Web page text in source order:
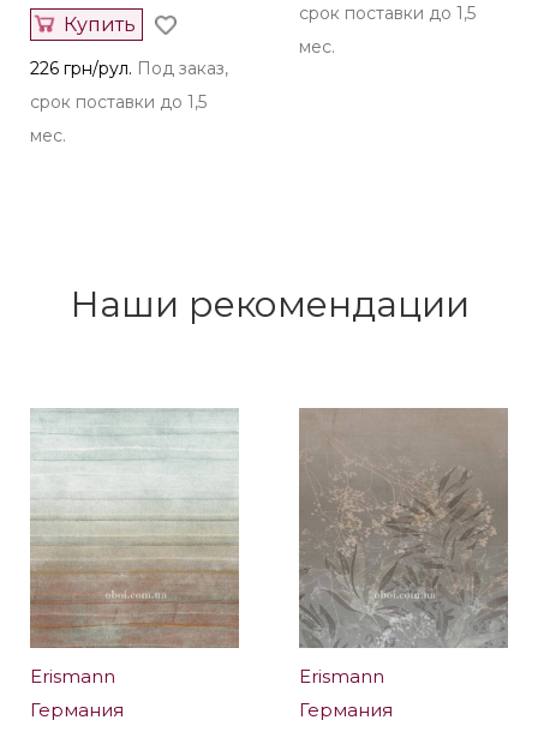
Купить
226 грн/рул. Под заказ,
срок поставки до 1,5
мес.
срок поставки до 1,5
мес.
Наши рекомендации
Erismann
Германия
Erismann
Германия